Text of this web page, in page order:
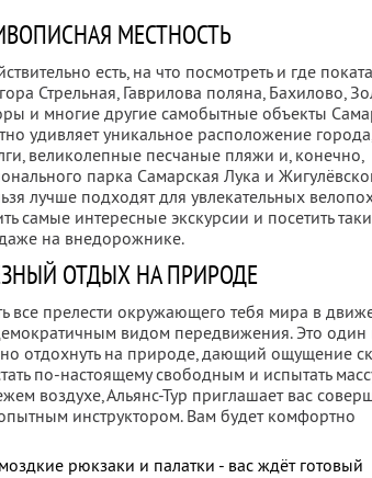
МЕСТНОСТЬ
есть, на что посмотреть и где
Стрельная, Гаврилова поляна, Бахилово,
и многие другие самобытные объекты
удивляет уникальное расположение города,
великолепные песчаные пляжи и, конечно,
парка Самарская Лука и
лучше подходят для увлекательных
самые интересные экскурсии и посетить
на внедорожнике.
ОТДЫХ НА ПРИРОДЕ
все прелести окружающего тебя мира в
видом передвижения. Это один
отдохнуть на природе, дающий ощущение
по-настоящему свободным и испытать
воздухе, Альянс-Тур приглашает вас
инструктором. Вам будет комфортно
рюкзаки и палатки - вас ждёт готовый